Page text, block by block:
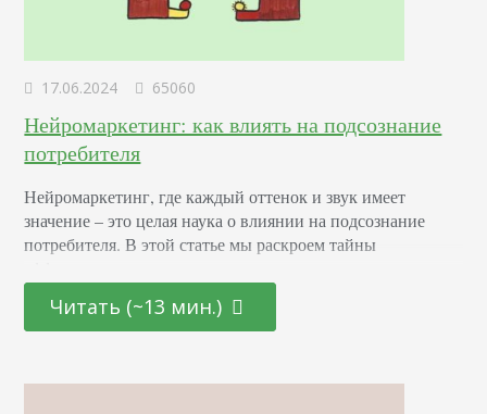
17.06.2024 65060
Нейромаркетинг: как влиять на подсознание
потребителя
Нейромаркетинг, где каждый оттенок и звук имеет
значение – это целая наука о влиянии на подсознание
потребителя. В этой статье мы раскроем тайны
последних достижениях в области психологии и
нейронаук. От подбора цветовой палитры до создания
человеческого сознания для повышения интереса и
Читать (~13 мин.)